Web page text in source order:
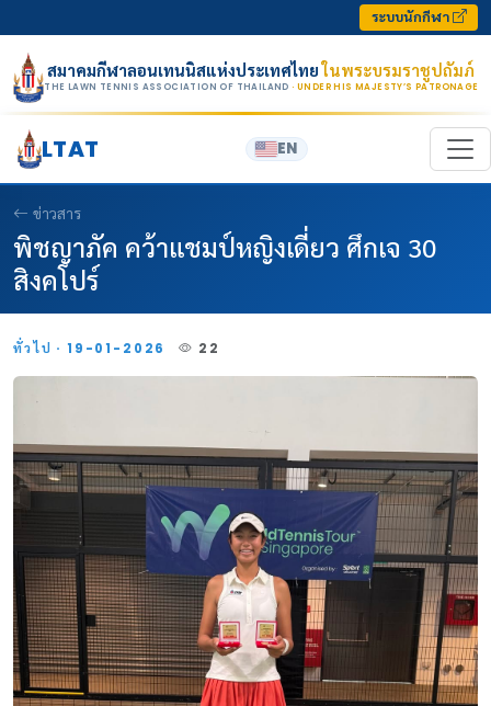
ระบบนักกีฬา
สมาคมกีฬาลอนเทนนิสแห่งประเทศไทยในพระบรมราชูปถัมภ์
THE LAWN TENNIS ASSOCIATION OF THAILAND · UNDER HIS MAJESTY’S PATRONAGE
LTAT EN
ข่าวสาร
พิชญาภัค คว้าแชมป์หญิงเดี่ยว ศึกเจ 30
สิงคโปร์
ทั่วไป · 19-01-2026 22